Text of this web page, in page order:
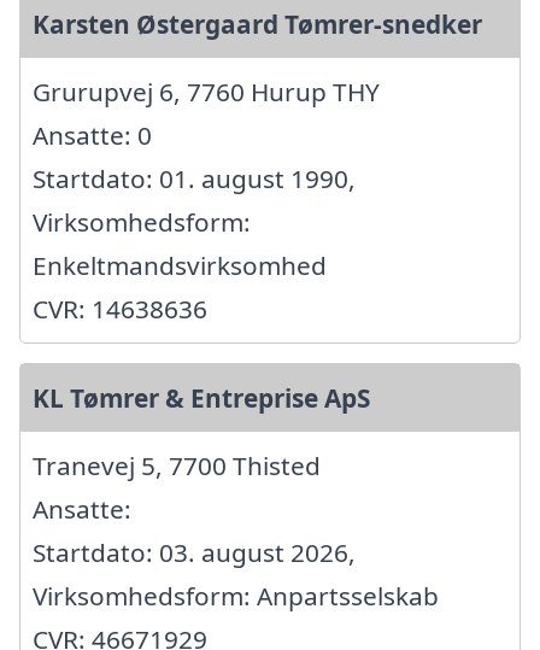
Karsten Østergaard Tømrer-snedker
Grurupvej 6, 7760 Hurup THY
Ansatte: 0
Startdato: 01. august 1990,
Virksomhedsform:
Enkeltmandsvirksomhed
CVR: 14638636
KL Tømrer & Entreprise ApS
Tranevej 5, 7700 Thisted
Ansatte:
Startdato: 03. august 2026,
Virksomhedsform: Anpartsselskab
CVR: 46671929